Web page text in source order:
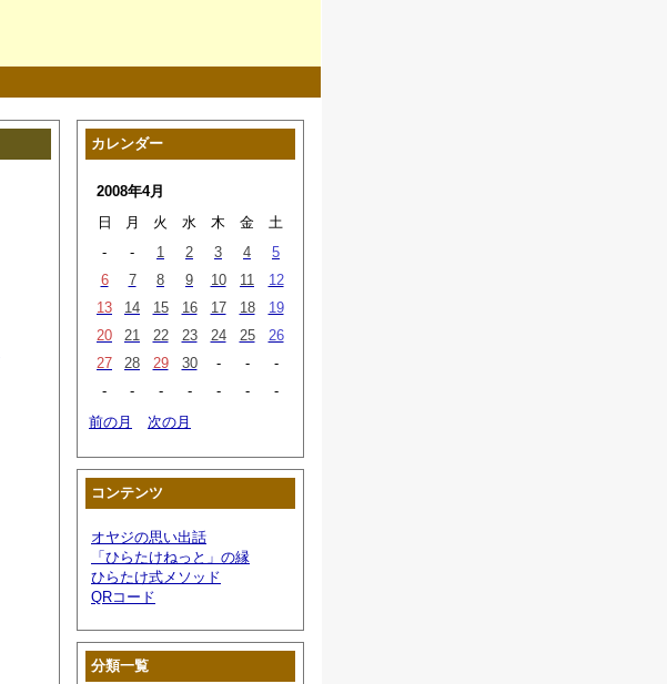
カレンダー
2008年4月
日
月 火 水 木 金
土
-
- 1 2 3 4
5
6
7 8 9 10 11
12
13
14 15 16 17 18
19
20
21 22 23 24 25
26
27
28 29 30 - -
-
-
- - - - -
-
前の月
次の月
コンテンツ
オヤジの思い出話
「ひらたけねっと」の縁
ひらたけ式メソッド
QRコード
分類一覧